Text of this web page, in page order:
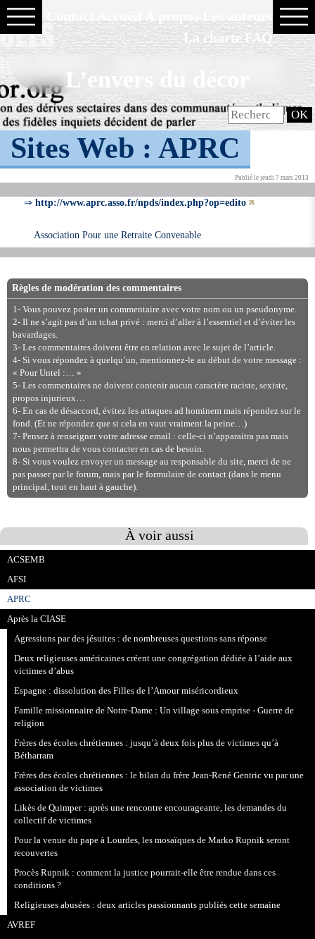
La charte FAQ
L’envers du décor
Sites Web :APRC
Publié le jeudi 7 mars 2013
⇒http://www.aprc.asso.fr/npds/index.php?op=edito
Association Pour une Retraite Convenable
Règles de modération des commentaires
1- Vous pouvez poster un commentaire avec votre nom ou un pseudonyme.
2- Il ne s’agit pas d’un tchat privé : merci d’aller à l’essentiel et d’éviter les
bavardages.
3- Les commentaires doivent être en relation avec le sujet de l’article.
4- Si vous répondez à quelqu’un, mentionnez-le au début de votre message :
« Pour Untel :… »
5- Les commentaires ne doivent contenir aucun caractère raciste, sexiste,
propos injurieux…
6- En cas de désaccord, évitez les attaques ad hominem mais répondez sur le
fond. (Et ne répondez que si cela en vaut vraiment la peine…)
7- Pensez à renseigner votre adresse email : celle-ci n’apparaitra pas mais
nous permettra de vous contacter en cas de besoin.
8- Si vous voulez envoyer un message au responsable du site, merci de ne
pas passer par le forum, mais par le formulaire de contact (dans le menu
principal, tout en haut à gauche).
À voir aussi
ACSEMB
AFSI
APRC
Après la CIASE
Agressions par des jésuites : de nombreuses questions sans réponse
Deux religieuses américaines créent une congrégation dédiée à l’aide aux
victimes d’abus
Espagne : dissolution des Filles de l’Amour miséricordieux
Famille missionnaire de Notre-Dame : Un village sous emprise - Guerre de
religion
Frères des écoles chrétiennes : jusqu’à deux fois plus de victimes qu’à
Bétharram
Frères des écoles chrétiennes : le bilan du frère Jean-René Gentric vu par une
association de victimes
Likès de Quimper : après une rencontre encourageante, les demandes du
collectif de victimes
Pour la venue du pape à Lourdes, les mosaïques de Marko Rupnik seront
recouvertes
Procès Rupnik : comment la justice pourrait-elle être rendue dans ces
conditions ?
Religieuses abusées : deux articles passionnants publiés cette semaine
AVREF